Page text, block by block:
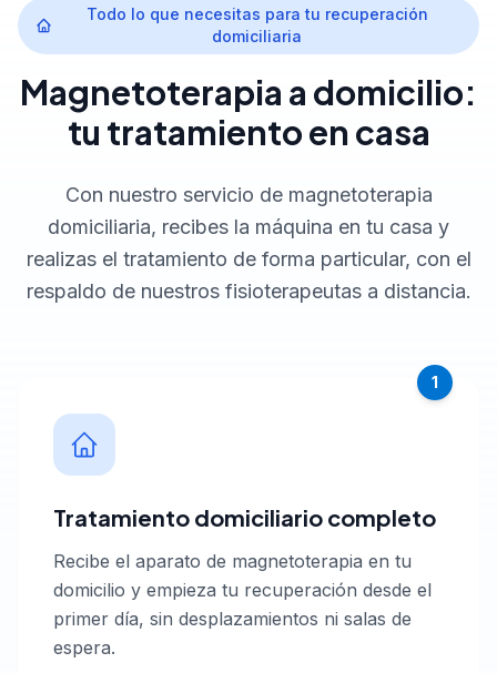
Todo lo que necesitas para tu recuperación
domiciliaria
Magnetoterapia a domicilio:
tu tratamiento en casa
Con nuestro servicio de magnetoterapia
domiciliaria, recibes la máquina en tu casa y
realizas el tratamiento de forma particular, con el
respaldo de nuestros fisioterapeutas a distancia.
1
Tratamiento domiciliario completo
Recibe el aparato de magnetoterapia en tu
domicilio y empieza tu recuperación desde el
primer día, sin desplazamientos ni salas de
espera.